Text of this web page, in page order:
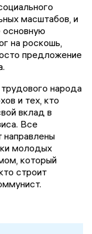
масштабов, и
на роскошь,
предложение
народа
и тех, кто
вклад в
Все
направлены
молодых
который
строит